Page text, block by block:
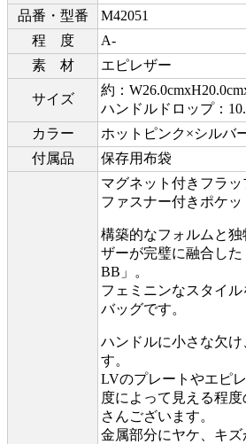
品番・型番
M42051
程 度
A-
素 材
エピレザー
サイズ
約：
ハンドルドロップ：
カラー
ホットピンク×シルバ
付属品
保存用布袋
マグネット付きフラッ
ファスナー付きポケッ
構築的なフォルムと
ザーが完璧に融合し
BB」。
フェミニンなスタイ
バッグです。
ハンドルに小さな欠け
す。
LVのプレートやエピ
度によって見える程度
さんございます。
金属部分にヤケ、キズ